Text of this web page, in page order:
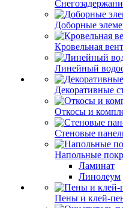
Доборные
Кровельная
Линейный
Декоративные
Откосы и
Стеновые
Напольные
Ламинат
Линолеум
Пены и клей-